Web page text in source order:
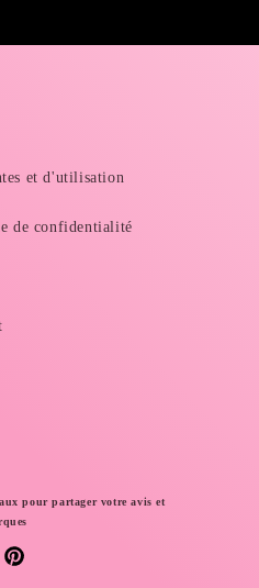
et d'utilisation
de confidentialité
pour partager votre avis et
Pinterest